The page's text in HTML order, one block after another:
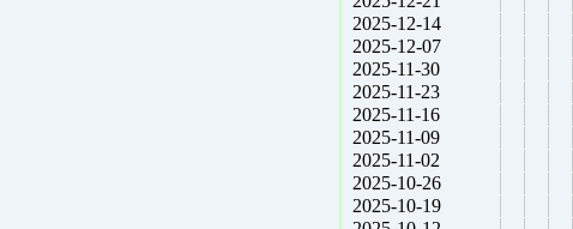
2025-12-14
2025-12-07
2025-11-30
2025-11-23
2025-11-16
2025-11-09
2025-11-02
2025-10-26
2025-10-19